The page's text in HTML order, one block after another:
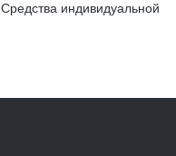
Средства индивидуальной